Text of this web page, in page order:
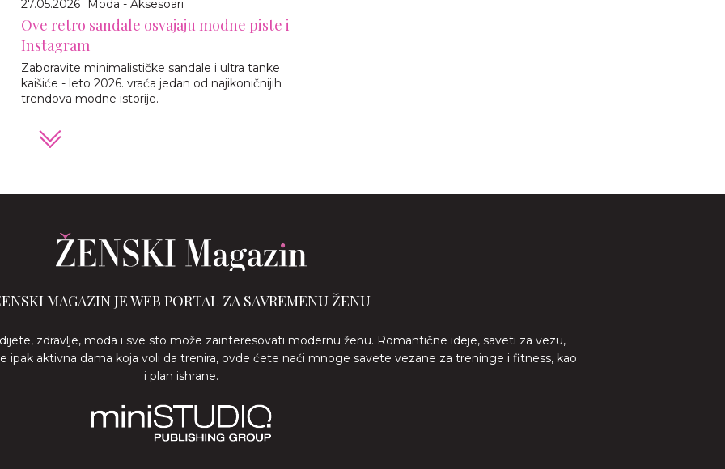
27.05.2026 Moda - Aksesoari
Ove retro sandale osvajaju modne piste i
Instagram
Zaboravite minimalističke sandale i ultra tanke
kaišiće - leto 2026. vraća jedan od najikoničnijih
trendova modne istorije.
MAGAZIN JE WEB PORTAL ZA SAVREMENU ŽENU
zdravlje, moda i sve sto može zainteresovati modernu ženu. Romantične ideje, saveti za vezu,
ipak aktivna dama koja voli da trenira, ovde ćete naći mnoge savete vezane za treninge i fitness, kao
i plan ishrane.